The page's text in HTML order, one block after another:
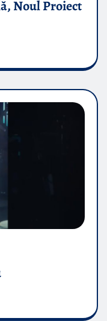
Noul Proiect